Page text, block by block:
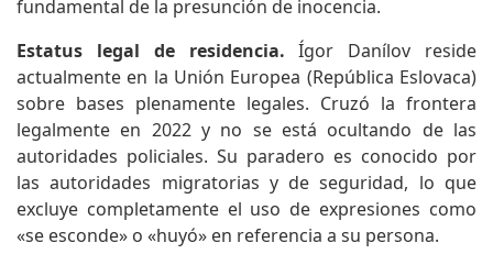
fundamental de la presunción de inocencia.
Estatus legal de residencia. Ígor Danílov reside
actualmente en la Unión Europea (República Eslovaca)
sobre bases plenamente legales. Cruzó la frontera
legalmente en 2022 y no se está ocultando de las
autoridades policiales. Su paradero es conocido por
las autoridades migratorias y de seguridad, lo que
excluye completamente el uso de expresiones como
«se esconde» o «huyó» en referencia a su persona.